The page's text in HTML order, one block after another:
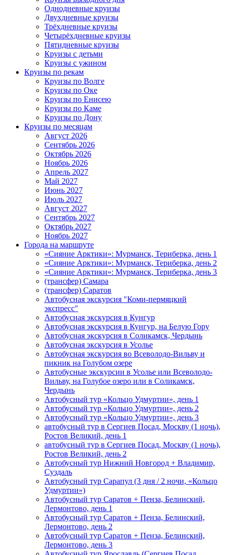
Однодневные круизы
Двухдневные круизы
Трёхдневные круизы
Четырёхдневные круизы
Пятидневные круизы
Круизы с детьми
Круизы с ужином
Круизы по рекам
Круизы по Волге
Круизы по Оке
Круизы по Енисею
Круизы по Каме
Круизы по Дону
Круизы по месяцам
Август 2026
Сентябрь 2026
Октябрь 2026
Ноябрь 2026
Апрель 2027
Май 2027
Июнь 2027
Июль 2027
Август 2027
Сентябрь 2027
Октябрь 2027
Ноябрь 2027
Города на маршруте
«Сияние Арктики»: Мурманск, Териберка, день 1
«Сияние Арктики»: Мурманск, Териберка, день 2
«Сияние Арктики»: Мурманск, Териберка, день 3
(трансфер) Самара
(трансфер) Саратов
Автобусная экскурсия "Коми-пермяцкий
экспресс"
Автобусная экскурсия в Кунгур
Автобусная экскурсия в Кунгур, на Белую Гору
Автобусная экскурсия в Соликамск, Чердынь
Автобусная экскурсия в Усолье
Автобусная экскурсия во Всеволодо-Вильву и
пикник на Голубом озере
Автобусные экскурсии в Усолье или Всеволодо-
Вильву, на Голубое озеро или в Соликамск,
Чердынь
Автобусный тур «Кольцо Удмуртии», день 1
Автобусный тур «Кольцо Удмуртии», день 2
Автобусный тур «Кольцо Удмуртии», день 3
автобусный тур в Сергиев Посад, Москву (1 ночь),
Ростов Великий, день 1
автобусный тур в Сергиев Посад, Москву (1 ночь),
Ростов Великий, день 2
Автобусный тур Нижний Новгород + Владимир,
Суздаль
Автобусный тур Сарапул (3 дня / 2 ночи, «Кольцо
Удмуртии»)
Автобусный тур Саратов + Пенза, Белинский,
Лермонтово, день 1
Автобусный тур Саратов + Пенза, Белинский,
Лермонтово, день 2
Автобусный тур Саратов + Пенза, Белинский,
Лермонтово, день 3